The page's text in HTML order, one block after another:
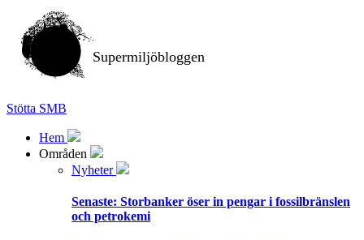
Supermiljöbloggen
Stötta SMB
Hem
Områden
Nyheter
Senaste: Storbanker öser in pengar i fossilbränslen
och petrokemi